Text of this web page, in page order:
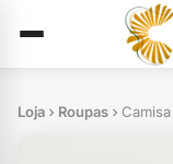
Loja Roupas